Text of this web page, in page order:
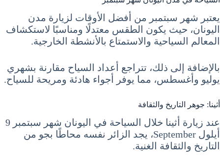
يعتبر شهر سبتمبر من أفضل الأوقات لزيارة مدن
اليونان، حيث يكون الطقس معتدلًا ومناسبًا لاستكشاف
المعالم السياحية والاستمتاع بالأنشطة الخارجية.
بالإضافة إلى ذلك، تتراجع أعداد السياح مقارنة بشهري
يوليو وأغسطس، مما يوفر أجواء هادئة ومريحة للسياح.
أثينا: جوهر التاريخ والثقافة
عند زيارة أثينا خلال السياحة في اليونان شهر سبتمبر 9
أيلول September، يجد الزائر نفسه محاطًا بجو من
التاريخ والثقافة الغنية.